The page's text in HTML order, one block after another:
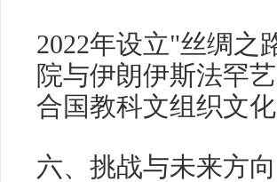
2022年设立"丝绸之
院与伊朗伊斯法罕
合国教科文组织文
六、挑战与未来方向